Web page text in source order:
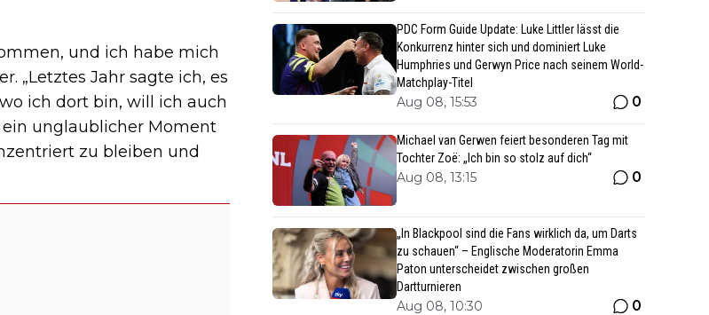
und ich habe mich
„Letztes Jahr sagte ich, es
ich dort bin, will ich auch
unglaublicher Moment
zu bleiben und
PDC Form Guide Update: Luke Littler lässt die
Konkurrenz hinter sich und dominiert Luke
Humphries und Gerwyn Price nach seinem World-
Matchplay-Titel
Aug 08, 15:53 0
Michael van Gerwen feiert besonderen Tag mit
Tochter Zoë: „Ich bin so stolz auf dich“
Aug 08, 13:15 0
„In Blackpool sind die Fans wirklich da, um Darts
zu schauen“ – Englische Moderatorin Emma
Paton unterscheidet zwischen großen
Dartturnieren
Aug 08, 10:30 0